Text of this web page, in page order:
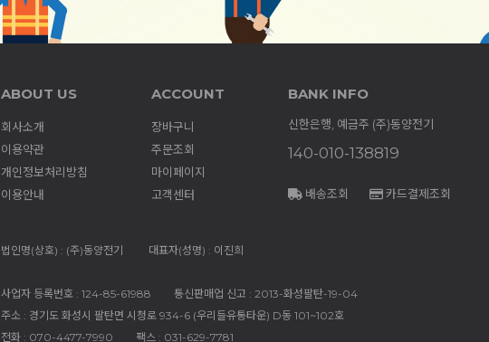
ABOUT US
회사소개
이용약관
개인정보처리방침
이용안내
ACCOUNT
장바구니
주문조회
마이페이지
고객센터
BANK INFO
신한은행, 예금주 (주)동양전기
140-010-138819
배송조회 카드결제조회
법인명(상호) : (주)동양전기 대표자(성명) : 이진희
사업자 등록번호 : 124-85-61988
통신판매업 신고 : 2013-화성팔탄-19-04
주소 : 경기도 화성시 팔탄면 시청로 934-6 (우리들유통타운) D동 101~102호
전화 : 070-4477-7990
팩스 : 031-629-7781